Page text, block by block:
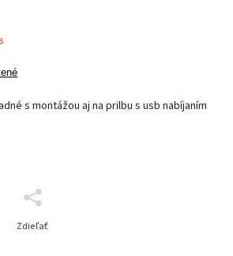
s montážou aj na prilbu s usb nabíjaním
Zdieľať